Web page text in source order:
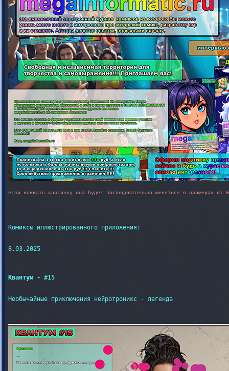
если кликать картинку она будет последовательно меняться в размерах от
Комиксы иллюстрированного приложения:
8.03.2025
Квантум - #15
Необычайные приключения нейротроникс - легенда